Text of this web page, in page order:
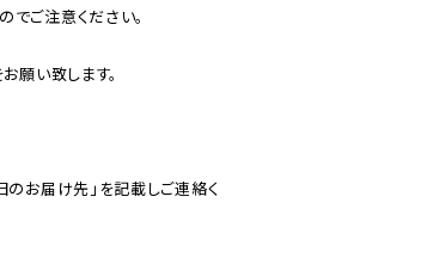
ご注意ください。
のお届け先」を記載しご連絡く